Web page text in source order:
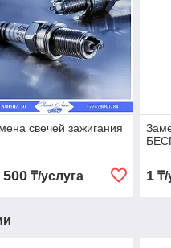
свечей зажигания
500₸/услуга 1 ₸/